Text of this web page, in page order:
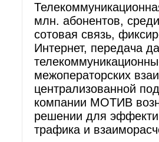
млн. абонентов,
сотовая связь,
Интернет, передача
межоператорских
централизованной
компании МОТИВ
решении для
трафика и